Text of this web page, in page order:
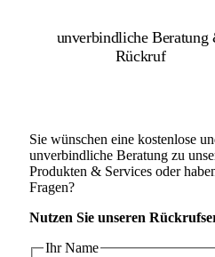
unverbindliche Beratung
Rückruf
Sie wünschen eine kostenlose
unverbindliche Beratung zu
Produkten & Services oder
Fragen?
Nutzen Sie unseren
Ihr Name